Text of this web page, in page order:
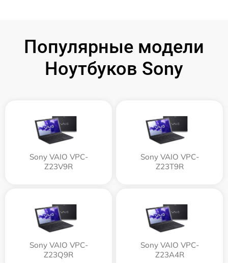
Популярные модели
Ноутбуков Sony
Sony VAIO VPC-
Z23V9R
Sony VAIO VPC-
Z23T9R
Sony VAIO VPC-
Z23Q9R
Sony VAIO VPC-
Z23A4R